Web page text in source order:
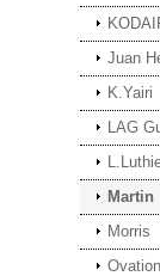
Juan
K.Yairi
LAG
Martin
Morris